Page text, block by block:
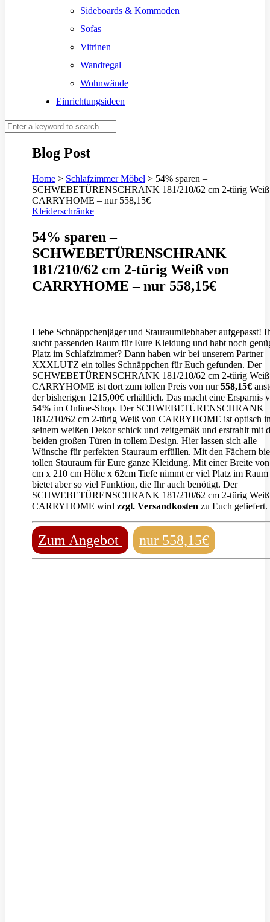
Sideboards & Kommoden
Sofas
Vitrinen
Wandregal
Wohnwände
Einrichtungsideen
Blog Post
Home > Schlafzimmer Möbel > 54% sparen –
SCHWEBETÜRENSCHRANK 181/210/62 cm 2-türig
CARRYHOME – nur 558,15€
Kleiderschränke
54% sparen –
SCHWEBETÜRENSCHRANK
181/210/62 cm 2-türig Weiß von
CARRYHOME – nur 558,15€
Liebe Schnäppchenjäger und Stauraumliebhaber aufgepasst!
sucht passenden Raum für Eure Kleidung und habt noch
Platz im Schlafzimmer? Dann haben wir bei unserem Partner
XXXLUTZ ein tolles Schnäppchen für Euch gefunden. Der
SCHWEBETÜRENSCHRANK 181/210/62 cm 2-türig
CARRYHOME ist dort zum tollen Preis von nur558,15€
der bisherigen 1215,00€ erhältlich. Das macht eine Ersparnis
54% im Online-Shop. Der SCHWEBETÜRENSCHRANK
181/210/62 cm 2-türig Weiß von CARRYHOME ist optisch
seinem weißen Dekor schick und zeitgemäß und erstrahlt mit
beiden großen Türen in tollem Design. Hier lassen sich alle
Wünsche für perfekten Stauraum erfüllen. Mit den Fächern
tollen Stauraum für Eure ganze Kleidung. Mit einer Breite
cm x 210 cm Höhe x 62cm Tiefe nimmt er viel Platz im Raum
bietet aber so viel Funktion, die Ihr auch benötigt. Der
SCHWEBETÜRENSCHRANK 181/210/62 cm 2-türig
CARRYHOME wird zzgl. Versandkosten zu Euch geliefert.
Zum Angebot nur 558,15€